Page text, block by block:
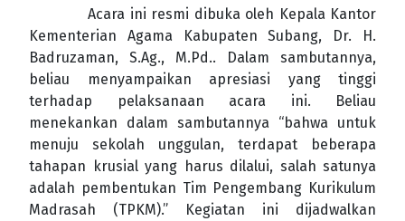
Acara ini resmi dibuka oleh Kepala Kantor
Kementerian Agama Kabupaten Subang, Dr. H.
Badruzaman, S.Ag., M.Pd.. Dalam sambutannya,
beliau menyampaikan apresiasi yang tinggi
terhadap pelaksanaan acara ini. Beliau
menekankan dalam sambutannya “bahwa untuk
menuju sekolah unggulan, terdapat beberapa
tahapan krusial yang harus dilalui, salah satunya
adalah pembentukan Tim Pengembang Kurikulum
Madrasah (TPKM).” Kegiatan ini dijadwalkan